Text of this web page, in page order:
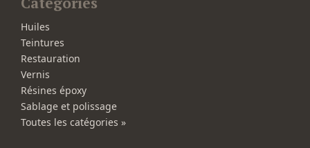
Huiles
Teintures
Restauration
Vernis
Résines époxy
Sablage et polissage
Toutes les catégories »